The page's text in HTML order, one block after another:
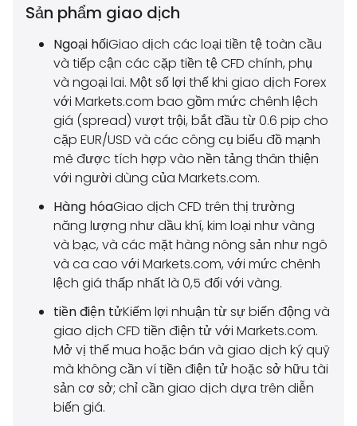
Sản phẩm giao dịch
Ngoại hốiGiao dịch các loại tiền tệ toàn cầu
và tiếp cận các cặp tiền tệ CFD chính, phụ
và ngoại lai. Một số lợi thế khi giao dịch Forex
với Markets.com bao gồm mức chênh lệch
giá (spread) vượt trội, bắt đầu từ 0.6 pip cho
cặp EUR/USD và các công cụ biểu đồ mạnh
mẽ được tích hợp vào nền tảng thân thiện
với người dùng của Markets.com.
Hàng hóaGiao dịch CFD trên thị trường
năng lượng như dầu khí, kim loại như vàng
và bạc, và các mặt hàng nông sản như ngô
và ca cao với Markets.com, với mức chênh
lệch giá thấp nhất là 0,5 đối với vàng.
tiền điện tửKiếm lợi nhuận từ sự biến động và
giao dịch CFD tiền điện tử với Markets.com.
Mở vị thế mua hoặc bán và giao dịch ký quỹ
mà không cần ví tiền điện tử hoặc sở hữu tài
sản cơ sở; chỉ cần giao dịch dựa trên diễn
biến giá.